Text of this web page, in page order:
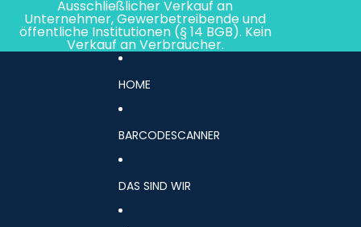
Ausschließlicher Verkauf an
Unternehmer, Gewerbetreibende und
öffentliche Institutionen (§ 14 BGB). Kein
Verkauf an Verbraucher.
HOME
BARCODESCANNER
DAS SIND WIR